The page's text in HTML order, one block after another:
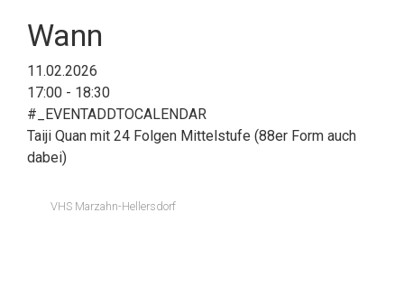
Wann
11.02.2026
17:00 - 18:30
#_EVENTADDTOCALENDAR
Taiji Quan mit 24 Folgen Mittelstufe (88er Form auch
dabei)
VHS Marzahn-Hellersdorf